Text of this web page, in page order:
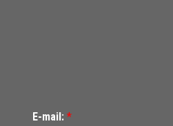
E-mail: *